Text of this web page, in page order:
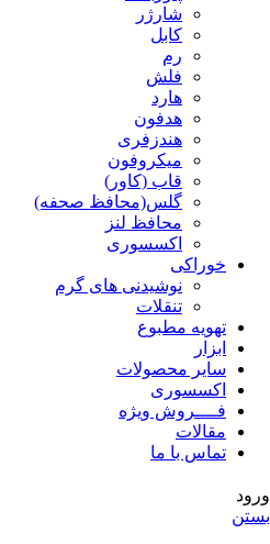
شارژر
کابل
رم
فلش
هارد
هدفون
هندزفری
میکروفون
قاب (کاور)
گلس(محافظ صحفه)
محافظ لنز
اکسسوری
خوراکی
نوشیدنی های گرم
تنقلات
تهویه مطبوع
ابزار
سایر محصولات
اکسسوری
فــــروش ویژه
مقالات
تماس با ما
ورود
بستن